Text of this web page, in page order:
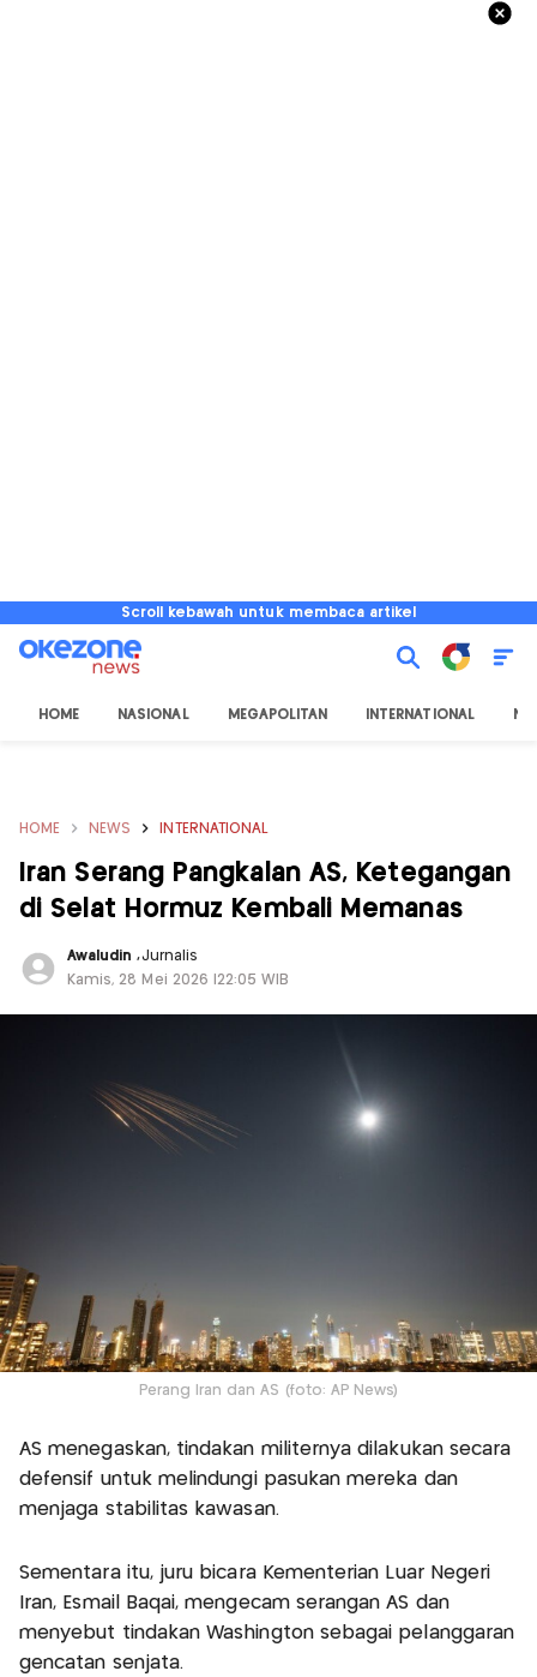
Scroll kebawah untuk membaca artikel
HOME NASIONAL MEGAPOLITAN INTERNATIONAL
HOME NEWS INTERNATIONAL
Iran Serang Pangkalan AS, Ketegangan
di Selat Hormuz Kembali Memanas
Awaludin,Jurnalis
Kamis, 28 Mei 2026 |22:05 WIB
Perang Iran dan AS (foto: AP News)
AS menegaskan, tindakan militernya dilakukan secara
defensif untuk melindungi pasukan mereka dan
menjaga stabilitas kawasan.
Sementara itu, juru bicara Kementerian Luar Negeri
Iran, Esmail Baqai, mengecam serangan AS dan
menyebut tindakan Washington sebagai pelanggaran
gencatan senjata.